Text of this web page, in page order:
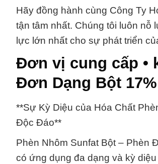
Hãy đồng hành cùng Công Ty
tận tâm nhất. Chúng tôi luôn
lực lớn nhất cho sự phát triển
Đơn vị cung cấp •
Đơn Dạng Bột
**Sự Kỳ Diệu của Hóa Chất
Độc Đáo**
Phèn Nhôm Sunfat Bột – Phèn
có ứng dụng đa dạng và kỳ